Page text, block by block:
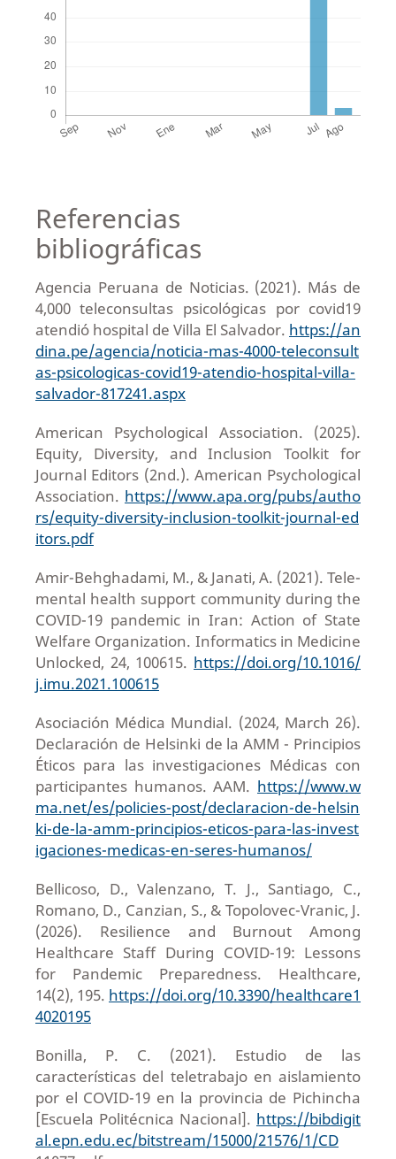
Referencias
bibliográficas
Agencia Peruana de Noticias. (2021). Más de
4,000 teleconsultas psicológicas por covid19
atendió hospital de Villa El Salvador. https://an
dina.pe/agencia/noticia-mas-4000-teleconsult
as-psicologicas-covid19-atendio-hospital-villa-
salvador-817241.aspx
American Psychological Association. (2025).
Equity, Diversity, and Inclusion Toolkit for
Journal Editors (2nd.). American Psychological
Association. https://www.apa.org/pubs/autho
rs/equity-diversity-inclusion-toolkit-journal-ed
itors.pdf
Amir-Behghadami, M., & Janati, A. (2021). Tele-
mental health support community during the
COVID-19 pandemic in Iran: Action of State
Welfare Organization. Informatics in Medicine
Unlocked, 24, 100615. https://doi.org/10.1016/
j.imu.2021.100615
Asociación Médica Mundial. (2024, March 26).
Declaración de Helsinki de la AMM - Principios
Éticos para las investigaciones Médicas con
participantes humanos. AAM. https://www.w
ma.net/es/policies-post/declaracion-de-helsin
ki-de-la-amm-principios-eticos-para-las-invest
igaciones-medicas-en-seres-humanos/
Bellicoso, D., Valenzano, T. J., Santiago, C.,
Romano, D., Canzian, S., & Topolovec-Vranic, J.
(2026). Resilience and Burnout Among
Healthcare Staff During COVID-19: Lessons
for Pandemic Preparedness. Healthcare,
14(2), 195. https://doi.org/10.3390/healthcare1
4020195
Bonilla, P. C. (2021). Estudio de las
características del teletrabajo en aislamiento
por el COVID-19 en la provincia de Pichincha
[Escuela Politécnica Nacional]. https://bibdigit
al.epn.edu.ec/bitstream/15000/21576/1/CD